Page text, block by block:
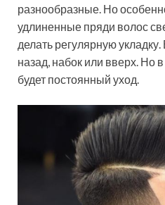
разнообразные. Но
удлиненные пряди волос
делать регулярную
назад, набок или вверх. Но
будет постоянный уход.